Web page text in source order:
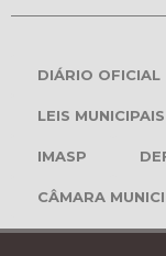
DIÁRIO OFICIAL
LEIS MUNICIPAIS
IMASP
CÂMARA